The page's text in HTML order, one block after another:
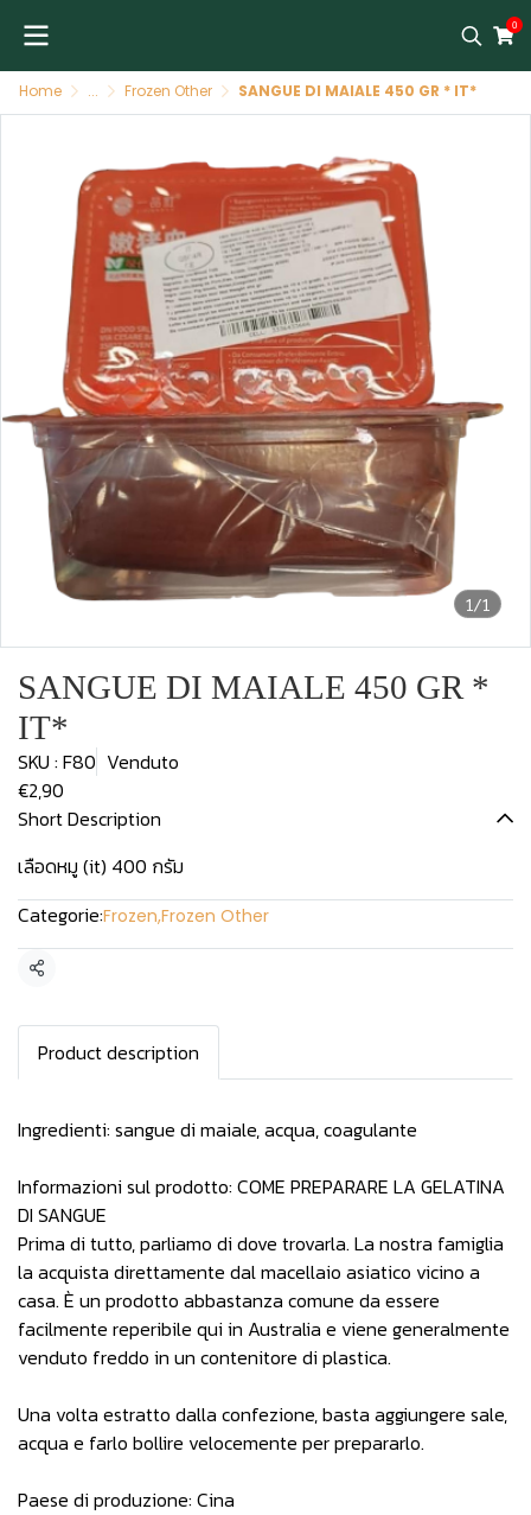
0
Home ... Frozen Other SANGUE DI MAIALE 450 GR * IT*
1/1
SANGUE DI MAIALE 450 GR *
IT*
SKU : F80 Venduto
€2,90
Short Description
เลือดหมู (it) 400 กรัม
Categorie:Frozen,Frozen Other
Condividi
Product description
Ingredienti: sangue di maiale, acqua, coagulante
Informazioni sul prodotto: COME PREPARARE LA GELATINA
DI SANGUE
Prima di tutto, parliamo di dove trovarla. La nostra famiglia
la acquista direttamente dal macellaio asiatico vicino a
casa. È un prodotto abbastanza comune da essere
facilmente reperibile qui in Australia e viene generalmente
venduto freddo in un contenitore di plastica.
Una volta estratto dalla confezione, basta aggiungere sale,
acqua e farlo bollire velocemente per prepararlo.
Paese di produzione: Cina